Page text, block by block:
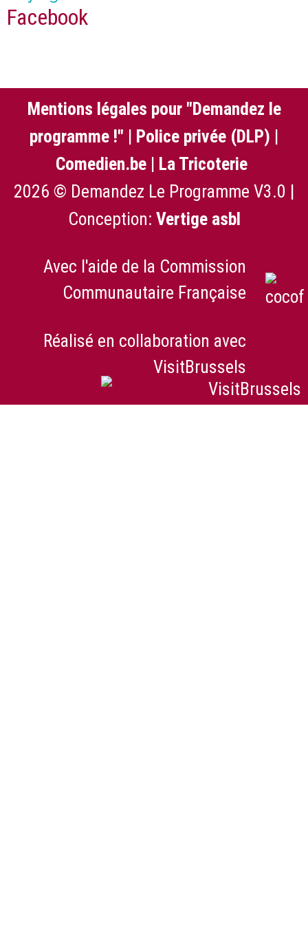
Facebook
Mentions légales pour "Demandez le
programme !" | Police privée (DLP) |
Comedien.be | La Tricoterie
2026 © Demandez Le Programme V3.0 |
Conception: Vertige asbl
Avec l'aide de la Commission
Communautaire Française
Réalisé en collaboration avec
VisitBrussels